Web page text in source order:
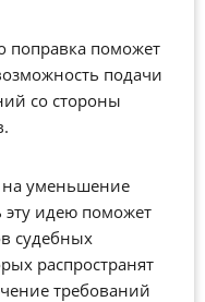
поправка поможет
подачи
со стороны
уменьшение
эту идею поможет
судебных
распространят
требований